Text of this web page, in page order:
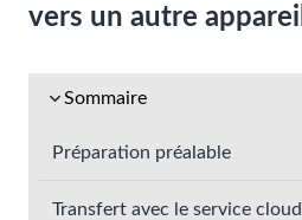
vers un autre appareil
Sommaire
Préparation préalable
Transfert avec le service cloud